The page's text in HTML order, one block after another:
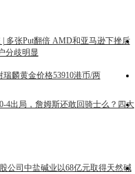
| 多张Put翻倍 AMD和亚马逊下挫后
分歧明显
瑞麟黄金价格53910港币/两
4出局，詹姆斯还敢回骑士么？四大
公司中盐碱业以68亿元取得天然碱